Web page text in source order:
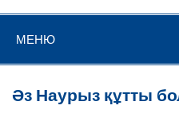
МЕНЮ
Әз Наурыз құтты